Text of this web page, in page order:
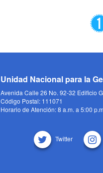
Unidad Nacional para la
Avenida Calle 26 No. 92-32 Edificio
Código Postal: 111071
Horario de Atención: 8 a.m. a 5:00
Twitter